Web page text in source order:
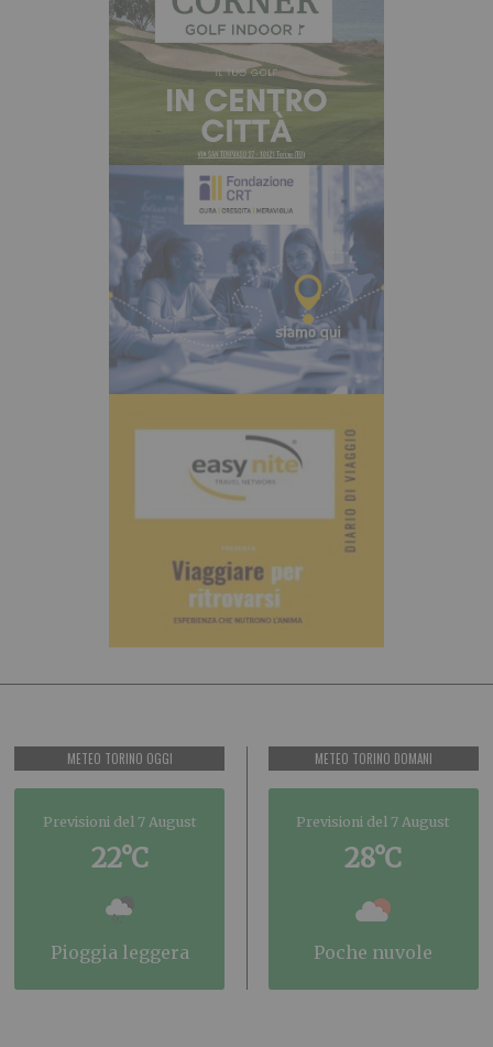
METEO TORINO OGGI
Previsioni del 7 August
22°C
pioggia leggera
METEO TORINO DOMANI
Previsioni del 7 August
28°C
poche nuvole